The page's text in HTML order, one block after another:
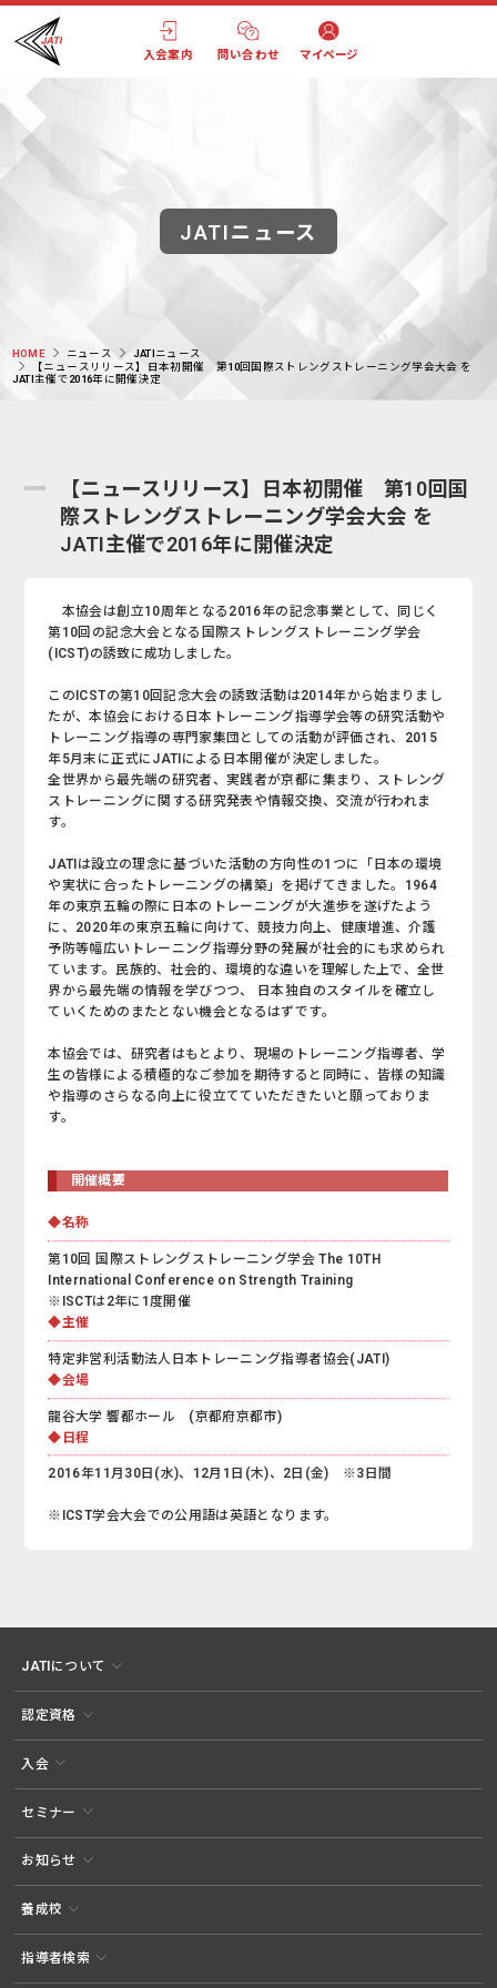
入会案内 問い合わせ マイページ
JATIニュース
HOME ニュース
JATIニュース
【ニュースリリース】日本初開催 第10回国際ストレングストレーニング学会大会 を
JATI主催で2016年に開催決定
【ニュースリリース】日本初開催 第10回国
際ストレングストレーニング学会大会 を
JATI主催で2016年に開催決定
本協会は創立10周年となる2016年の記念事業として、同じく
第10回の記念大会となる国際ストレングストレーニング学会
(ICST)の誘致に成功しました。
このICSTの第10回記念大会の誘致活動は2014年から始まりまし
たが、本協会における日本トレーニング指導学会等の研究活動や
トレーニング指導の専門家集団としての活動が評価され、2015
年5月末に正式にJATIによる日本開催が決定しました。
全世界から最先端の研究者、実践者が京都に集まり、ストレング
ストレーニングに関する研究発表や情報交換、交流が行われま
す。
JATIは設立の理念に基づいた活動の方向性の1つに「日本の環境
や実状に合ったトレーニングの構築」を掲げてきました。1964
年の東京五輪の際に日本のトレーニングが大進歩を遂げたよう
に、2020年の東京五輪に向けて、競技力向上、健康増進、介護
予防等幅広いトレーニング指導分野の発展が社会的にも求められ
ています。民族的、社会的、環境的な違いを理解した上で、全世
界から最先端の情報を学びつつ、 日本独自のスタイルを確立し
ていくためのまたとない機会となるはずです。
本協会では、研究者はもとより、現場のトレーニング指導者、学
生の皆様による積極的なご参加を期待すると同時に、皆様の知識
や指導のさらなる向上に役立てていただきたいと願っておりま
す。
開催概要
◆名称
第10回 国際ストレングストレーニング学会 The 10TH
International Conference on Strength Training
※ISCTは2年に1度開催
◆主催
特定非営利活動法人日本トレーニング指導者協会(JATI)
◆会場
龍谷大学 響都ホール (京都府京都市)
◆日程
2016年11月30日(水)、12月1日(木)、2日(金) ※3日間
※ICST学会大会での公用語は英語となります。
JATIについて
認定資格
入会
セミナー
お知らせ
養成校
指導者検索